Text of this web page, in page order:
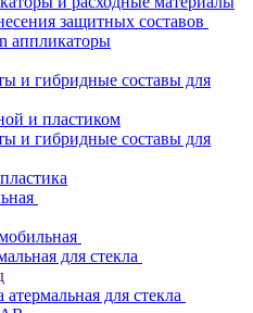
защитных составов
аппликаторы
и гибридные составы для
и пластиком
и гибридные составы для
для стекла
для стекла